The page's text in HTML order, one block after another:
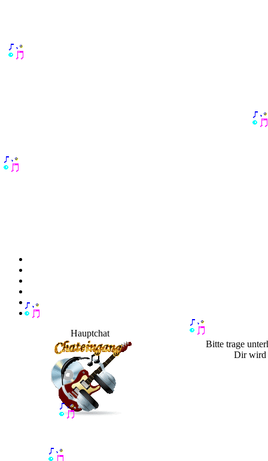
Hauptchat
Bitte trage
Dir wird